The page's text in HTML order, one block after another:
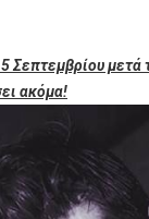
Σεπτεμβρίου μετά
ακόμα!